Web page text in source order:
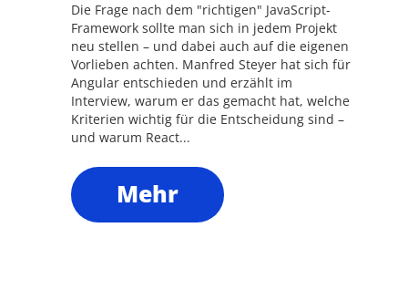
Die Frage nach dem "richtigen" JavaScript-
Framework sollte man sich in jedem Projekt
neu stellen – und dabei auch auf die eigenen
Vorlieben achten. Manfred Steyer hat sich für
Angular entschieden und erzählt im
Interview, warum er das gemacht hat, welche
Kriterien wichtig für die Entscheidung sind –
und warum React...
Mehr